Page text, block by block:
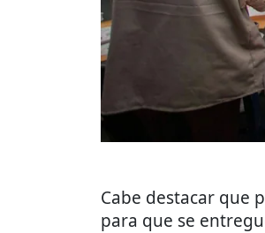
Cabe destacar que
para que se